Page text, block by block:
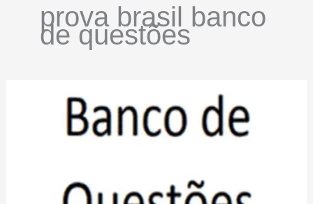
prova brasil banco
de questões